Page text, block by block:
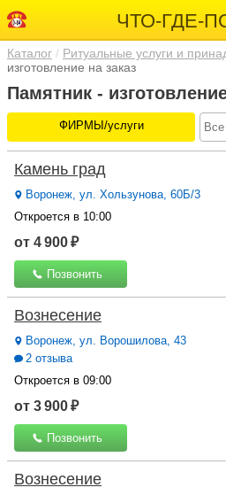
ЧТО-ГДЕ-
Каталог Ритуальные услуги и
изготовление на заказ
Памятник -
ФИРМЫ/услуги
Камень град
Воронеж, ул. Хользунова, 60Б/3
Откроется в 10:00
от 4 900 ₽
Позвонить
Вознесение
Воронеж, ул. Ворошилова, 43
2 отзыва
Откроется в 09:00
от 3 900 ₽
Позвонить
Вознесение